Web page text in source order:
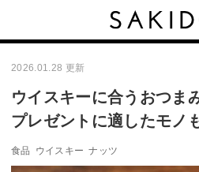
2026.01.28 更新
ウイスキーに合うおつま
プレゼントに適したモノ
食品 ウイスキー ナッツ